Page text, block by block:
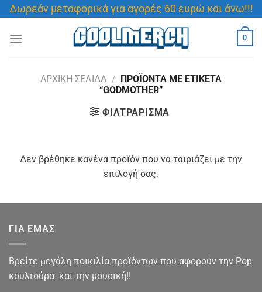
Μετάβαση
στο
περιεχόμενο
Δωρεάν μεταφορικά για αγορές 60 ευρώ και άνω!!!
0
ΑΡΧΙΚΉ ΣΕΛΊΔΑ / ΠΡΟΪΌΝΤΑ ΜΕ ΕΤΙΚΈΤΑ
“GODMOTHER”
ΦΙΛΤΡΆΡΙΣΜΑ
Δεν βρέθηκε κανένα προϊόν που να ταιριάζει με την
επιλογή σας.
ΓΙΑ ΕΜΑΣ
Βρείτε μεγάλη ποικιλία προϊόντων που αφορούν την Pop
κουλτούρα και την μουσική!!